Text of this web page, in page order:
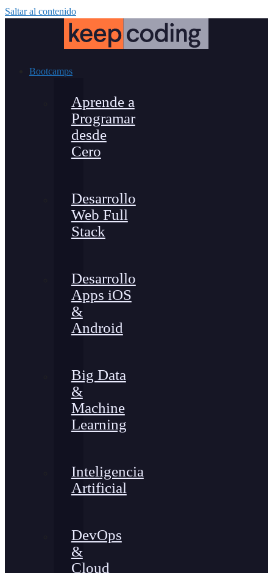
Saltar al contenido
Bootcamps
Aprende a
Programar
desde
Cero
Desarrollo
Web Full
Stack
Desarrollo
Apps iOS
&
Android
Big Data
&
Machine
Learning
Inteligencia
Artificial
DevOps
&
Cloud